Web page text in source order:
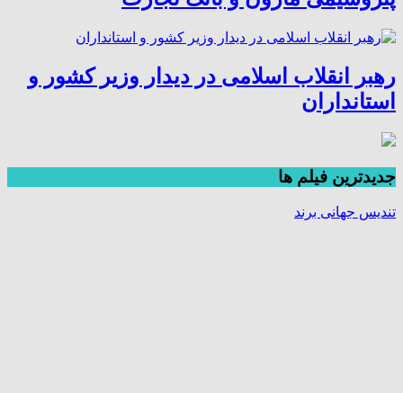
رهبر انقلاب اسلامی در دیدار وزیر کشور و
استانداران
جديدترين فیلم ها
تندیس جهانی برند